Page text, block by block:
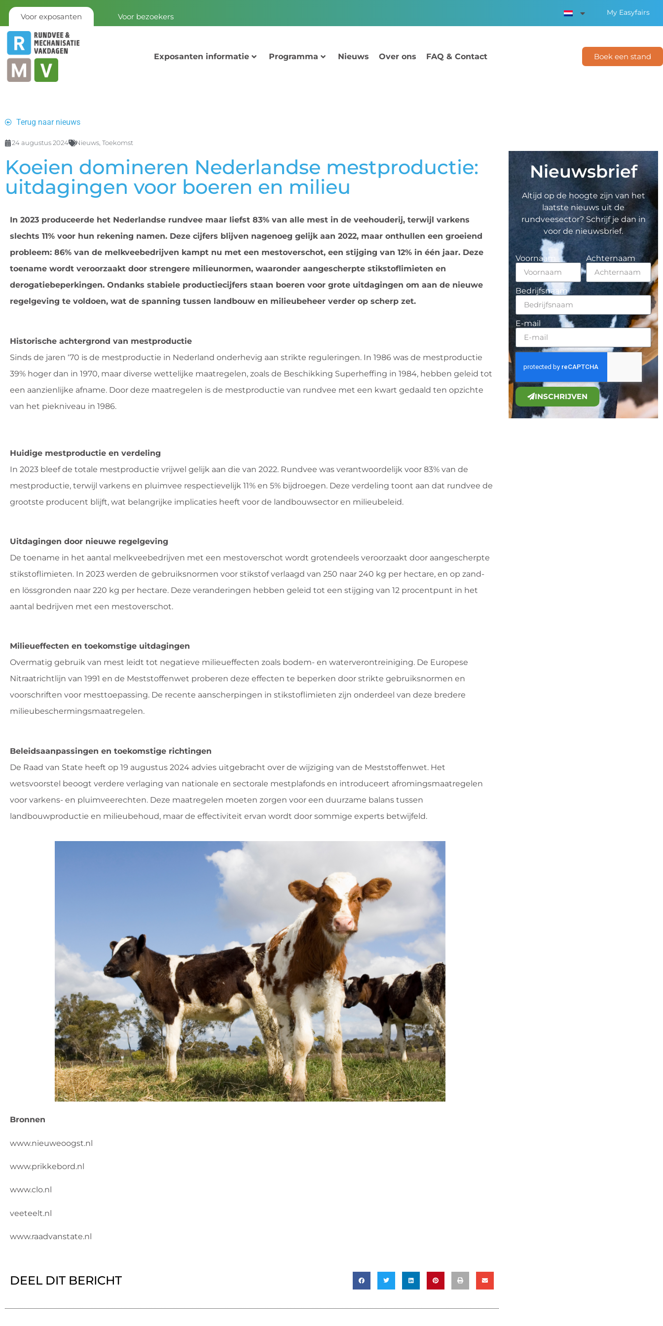
Voor exposanten Voor bezoekers My Easyfairs
Exposanten informatie Programma Nieuws Over ons FAQ & Contact Boek een stand
Terug naar nieuws
24 augustus 2024 Nieuws, Toekomst
Koeien domineren Nederlandse mestproductie:
uitdagingen voor boeren en milieu
In 2023 produceerde het Nederlandse rundvee maar liefst 83% van alle mest in de veehouderij, terwijl varkens
slechts 11% voor hun rekening namen. Deze cijfers blijven nagenoeg gelijk aan 2022, maar onthullen een groeiend
probleem: 86% van de melkveebedrijven kampt nu met een mestoverschot, een stijging van 12% in één jaar. Deze
toename wordt veroorzaakt door strengere milieunormen, waaronder aangescherpte stikstoflimieten en
derogatiebeperkingen. Ondanks stabiele productiecijfers staan boeren voor grote uitdagingen om aan de nieuwe
regelgeving te voldoen, wat de spanning tussen landbouw en milieubeheer verder op scherp zet.
Historische achtergrond van mestproductie
Sinds de jaren ‘70 is de mestproductie in Nederland onderhevig aan strikte reguleringen. In 1986 was de mestproductie
39% hoger dan in 1970, maar diverse wettelijke maatregelen, zoals de Beschikking Superheffing in 1984, hebben geleid tot
een aanzienlijke afname. Door deze maatregelen is de mestproductie van rundvee met een kwart gedaald ten opzichte
van het piekniveau in 1986.
Huidige mestproductie en verdeling
In 2023 bleef de totale mestproductie vrijwel gelijk aan die van 2022. Rundvee was verantwoordelijk voor 83% van de
mestproductie, terwijl varkens en pluimvee respectievelijk 11% en 5% bijdroegen. Deze verdeling toont aan dat rundvee de
grootste producent blijft, wat belangrijke implicaties heeft voor de landbouwsector en milieubeleid.
Uitdagingen door nieuwe regelgeving
De toename in het aantal melkveebedrijven met een mestoverschot wordt grotendeels veroorzaakt door aangescherpte
stikstoflimieten. In 2023 werden de gebruiksnormen voor stikstof verlaagd van 250 naar 240 kg per hectare, en op zand-
en lössgronden naar 220 kg per hectare. Deze veranderingen hebben geleid tot een stijging van 12 procentpunt in het
aantal bedrijven met een mestoverschot.
Milieueffecten en toekomstige uitdagingen
Overmatig gebruik van mest leidt tot negatieve milieueffecten zoals bodem- en waterverontreiniging. De Europese
Nitraatrichtlijn van 1991 en de Meststoffenwet proberen deze effecten te beperken door strikte gebruiksnormen en
voorschriften voor mesttoepassing. De recente aanscherpingen in stikstoflimieten zijn onderdeel van deze bredere
milieubeschermingsmaatregelen.
Beleidsaanpassingen en toekomstige richtingen
De Raad van State heeft op 19 augustus 2024 advies uitgebracht over de wijziging van de Meststoffenwet. Het
wetsvoorstel beoogt verdere verlaging van nationale en sectorale mestplafonds en introduceert afromingsmaatregelen
voor varkens- en pluimveerechten. Deze maatregelen moeten zorgen voor een duurzame balans tussen
landbouwproductie en milieubehoud, maar de effectiviteit ervan wordt door sommige experts betwijfeld.
Bronnen
www.nieuweoogst.nl
www.prikkebord.nl
www.clo.nl
veeteelt.nl
www.raadvanstate.nl
DEEL DIT BERICHT
Nieuwsbrief
Altijd op de hoogte zijn van het
laatste nieuws uit de
rundveesector? Schrijf je dan in
voor de nieuwsbrief.
Voornaam Achternaam
Bedrijfsnaam
E-mail
INSCHRIJVEN